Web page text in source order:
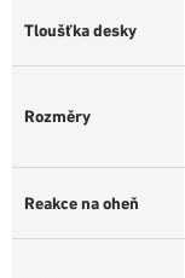
Tloušťka desky
Rozměry
Reakce na oheň